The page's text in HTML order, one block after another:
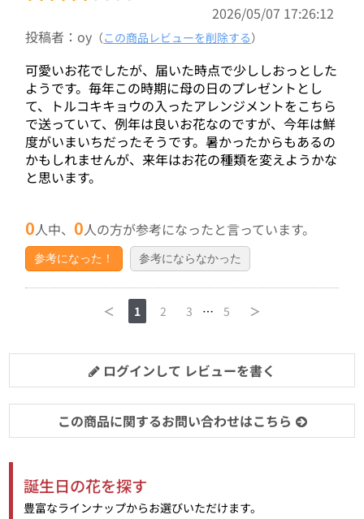
2026/05/07 17:26:12
投稿者：oy （この商品レビューを削除する）
可愛いお花でしたが、届いた時点で少ししおっとした
ようです。毎年この時期に母の日のプレゼントとし
て、トルコキキョウの入ったアレンジメントをこちら
で送っていて、例年は良いお花なのですが、今年は鮮
度がいまいちだったそうです。暑かったからもあるの
かもしれませんが、来年はお花の種類を変えようかな
と思います。
0人中、0人の方が参考になったと言っています。
参考になった！ 参考にならなかった
＜ 1 2 3 … 5 ＞
ログインして レビューを書く
この商品に関するお問い合わせはこちら
誕生日の花を探す
豊富なラインナップからお選びいただけます。